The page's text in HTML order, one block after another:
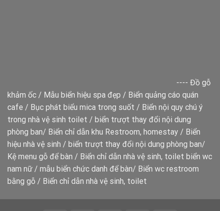
---- Đồ gỗ
khảm ốc / Mẫu biển hiệu spa đẹp / Biển quảng cáo quán
cafe / Bục phát biểu mica trong suốt / Biển nội quy chú ý
trong nhà vệ sinh toilet / biển trượt thay đổi nội dung
phòng ban/ Biển chỉ dẫn khu Restroom, homestay / Biển
hiệu nhà vệ sinh / biển trượt thay đổi nội dung phòng ban/
Kệ menu gỗ để bàn / Biển chỉ dẫn nhà vệ sinh, toilet biển wc
nam nữ / mẫu biển chức danh để bàn/ Biển wc restroom
bằng gỗ / Biển chỉ dẫn nhà vệ sinh, toilet